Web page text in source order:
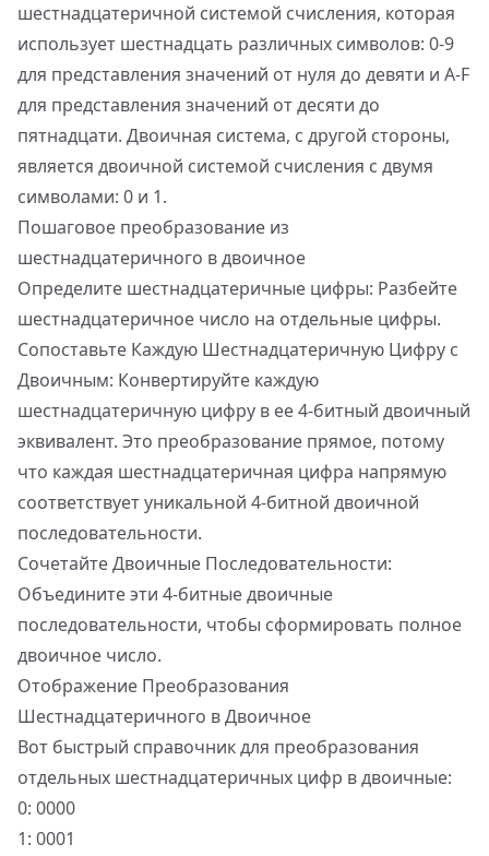
шестнадцатеричной системой счисления, которая
использует шестнадцать различных символов: 0-9
для представления значений от нуля до девяти и A-F
для представления значений от десяти до
пятнадцати. Двоичная система, с другой стороны,
является двоичной системой счисления с двумя
символами: 0 и 1.
Пошаговое преобразование из
шестнадцатеричного в двоичное
Определите шестнадцатеричные цифры: Разбейте
шестнадцатеричное число на отдельные цифры.
Сопоставьте Каждую Шестнадцатеричную Цифру с
Двоичным: Конвертируйте каждую
шестнадцатеричную цифру в ее 4-битный двоичный
эквивалент. Это преобразование прямое, потому
что каждая шестнадцатеричная цифра напрямую
соответствует уникальной 4-битной двоичной
последовательности.
Сочетайте Двоичные Последовательности:
Объедините эти 4-битные двоичные
последовательности, чтобы сформировать полное
двоичное число.
Отображение Преобразования
Шестнадцатеричного в Двоичное
Вот быстрый справочник для преобразования
отдельных шестнадцатеричных цифр в двоичные:
0: 0000
1: 0001